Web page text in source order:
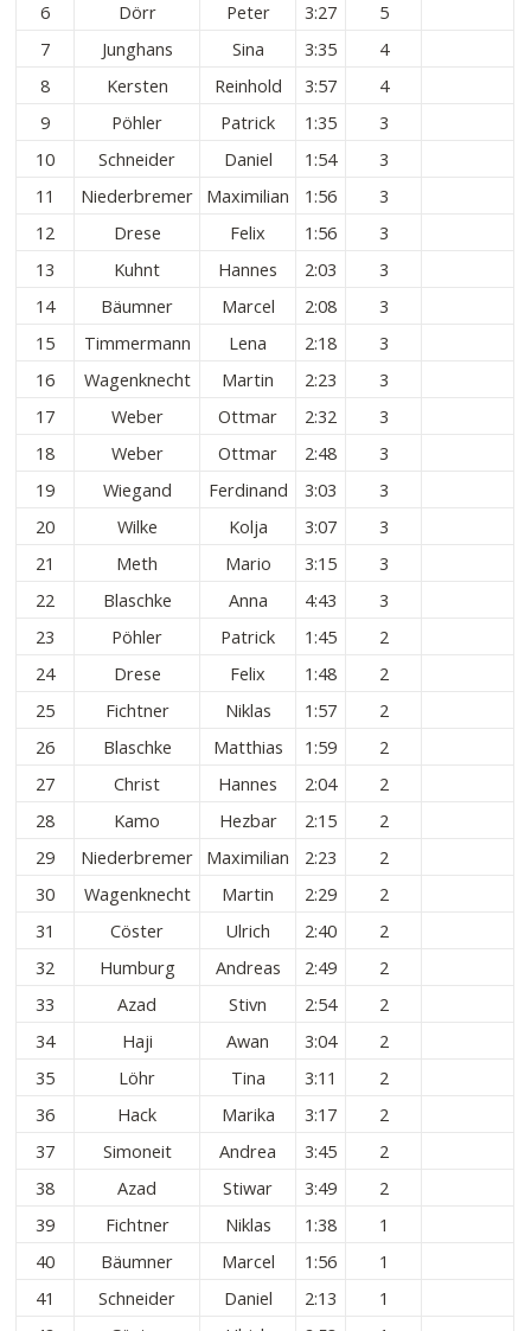
6
Dörr Peter 3:27
5
7
Junghans Sina 3:35
4
8
Kersten Reinhold 3:57
4
9
Pöhler Patrick 1:35
3
10
Schneider Daniel 1:54
3
11
Niederbremer Maximilian 1:56
3
12
Drese Felix 1:56
3
13
Kuhnt Hannes 2:03
3
14
Bäumner Marcel 2:08
3
15
Timmermann Lena 2:18
3
16
Wagenknecht Martin 2:23
3
17
Weber Ottmar 2:32
3
18
Weber Ottmar 2:48
3
19
Wiegand Ferdinand 3:03
3
20
Wilke Kolja 3:07
3
21
Meth Mario 3:15
3
22
Blaschke Anna 4:43
3
23
Pöhler Patrick 1:45
2
24
Drese Felix 1:48
2
25
Fichtner Niklas 1:57
2
26
Blaschke Matthias 1:59
2
27
Christ Hannes 2:04
2
28
Kamo Hezbar 2:15
2
29
Niederbremer Maximilian 2:23
2
30
Wagenknecht Martin 2:29
2
31
Cöster Ulrich 2:40
2
32
Humburg Andreas 2:49
2
33
Azad Stivn 2:54
2
34
Haji Awan 3:04
2
35
Löhr Tina 3:11
2
36
Hack Marika 3:17
2
37
Simoneit Andrea 3:45
2
38
Azad Stiwar 3:49
2
39
Fichtner Niklas 1:38
1
40
Bäumner Marcel 1:56
1
41
Schneider Daniel 2:13
1